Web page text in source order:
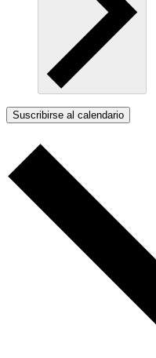
Suscribirse al calendario